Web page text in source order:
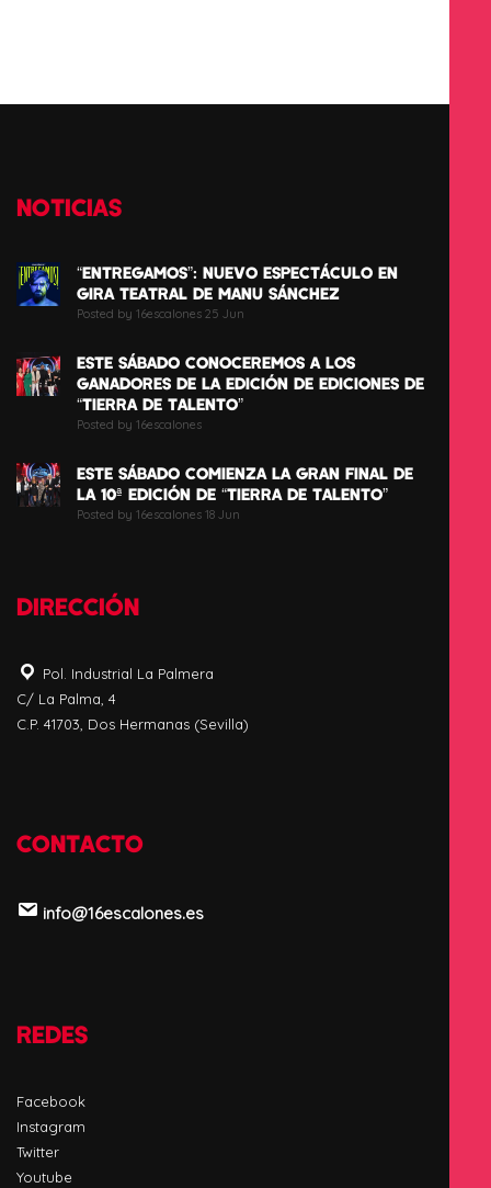
NOTICIAS
“ENTREGAMOS”: NUEVO ESPECTÁCULO EN
GIRA TEATRAL DE MANU SÁNCHEZ
Posted by 16escalones 25 Jun
ESTE SÁBADO CONOCEREMOS A LOS
GANADORES DE LA EDICIÓN DE EDICIONES DE
“TIERRA DE TALENTO”
Posted by 16escalones
ESTE SÁBADO COMIENZA LA GRAN FINAL DE
LA 10ª EDICIÓN DE “TIERRA DE TALENTO”
Posted by 16escalones 18 Jun
DIRECCIÓN
Pol. Industrial La Palmera
C/ La Palma, 4
C.P. 41703, Dos Hermanas (Sevilla)
CONTACTO
info@16escalones.es
REDES
Facebook
Instagram
Twitter
Youtube